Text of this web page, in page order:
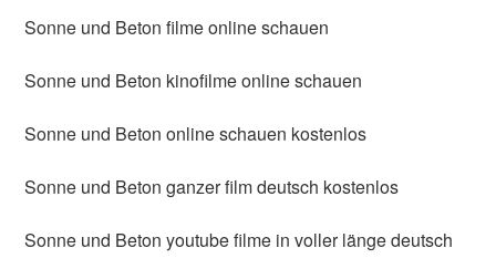
Sonne und Beton filme online schauen
Sonne und Beton kinofilme online schauen
Sonne und Beton online schauen kostenlos
Sonne und Beton ganzer film deutsch kostenlos
Sonne und Beton youtube filme in voller länge deutsch